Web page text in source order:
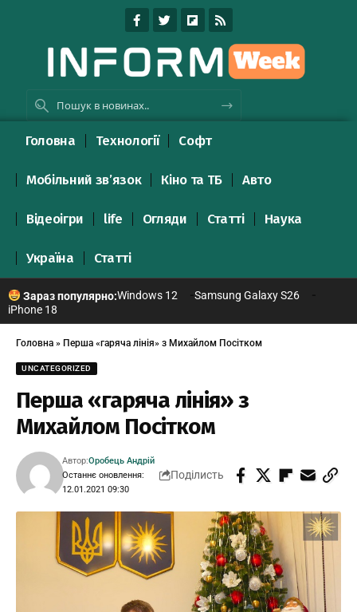
Головна Технології Софт
Мобільний зв’язок Кіно та ТБ Авто
Відеоігри life Огляди Статті Наука
Україна Статті
Зараз популярно:Windows 12
Samsung Galaxy S26
iPhone 18
Головна » Перша «гаряча лінія» з Михайлом Посітком
UNCATEGORIZED
Перша «гаряча лінія» з
Михайлом Посітком
Останнє оновлення:
12.01.2021 09:30
Автор:Оробець Андрій
Поділисть